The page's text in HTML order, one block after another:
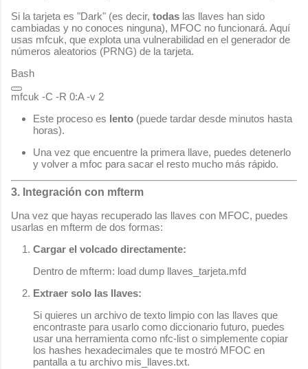
Si la tarjeta es "Dark" (es decir, todas las llaves han sido
cambiadas y no conoces ninguna), MFOC no funcionará. Aquí
usas mfcuk, que explota una vulnerabilidad en el generador de
números aleatorios (PRNG) de la tarjeta.
Bash
Este proceso es lento (puede tardar desde minutos hasta
horas).
Una vez que encuentre la primera llave, puedes detenerlo
y volver a mfoc para sacar el resto mucho más rápido.
3. Integración con mfterm
Una vez que hayas recuperado las llaves con MFOC, puedes
usarlas en mfterm de dos formas:
Cargar el volcado directamente:
Dentro de mfterm: load dump llaves_tarjeta.mfd
Extraer solo las llaves:
Si quieres un archivo de texto limpio con las llaves que
encontraste para usarlo como diccionario futuro, puedes
usar una herramienta como nfc-list o simplemente copiar
los hashes hexadecimales que te mostró MFOC en
pantalla a tu archivo mis_llaves.txt.